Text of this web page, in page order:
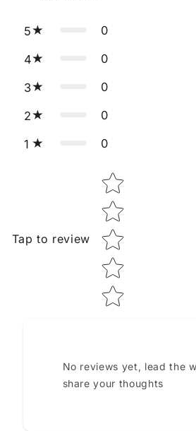
5 0
4 0
3 0
2 0
1 0
Tap to review
Star rating
No reviews yet, lead the
share your thoughts